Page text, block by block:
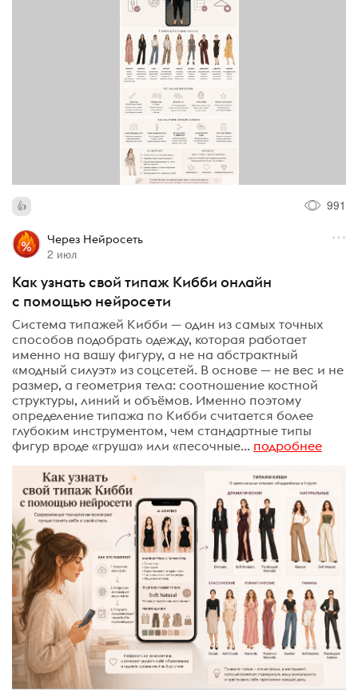
991
Через Нейросеть
2 июл
Как узнать свой типаж Кибби онлайн
с помощью нейросети
Система типажей Кибби — один из самых точных
способов подобрать одежду, которая работает
именно на вашу фигуру, а не на абстрактный
«модный силуэт» из соцсетей. В основе — не вес и не
размер, а геометрия тела: соотношение костной
структуры, линий и объёмов. Именно поэтому
определение типажа по Кибби считается более
глубоким инструментом, чем стандартные типы
фигур вроде «груша» или «песочные... подробнее